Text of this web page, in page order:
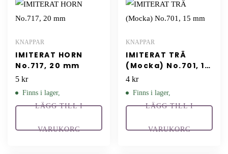
KNAPPAR
IMITERAT HORN
No.717, 20 mm
5 kr
Finns i lager,
LÄGG TILL I
VARUKORG
KNAPPAR
IMITERAT TRÄ
(Mocka) No.701, 15
mm
4 kr
Finns i lager,
LÄGG TILL I
VARUKORG